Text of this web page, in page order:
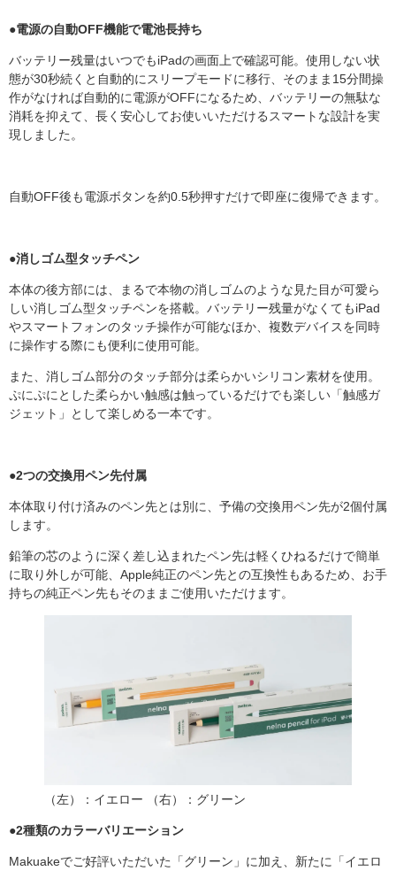
●電源の自動OFF機能で電池長持ち
バッテリー残量はいつでもiPadの画面上で確認可能。使用しない状
態が30秒続くと自動的にスリープモードに移行、そのまま15分間操
作がなければ自動的に電源がOFFになるため、バッテリーの無駄な
消耗を抑えて、長く安心してお使いいただけるスマートな設計を実
現しました。
自動OFF後も電源ボタンを約0.5秒押すだけで即座に復帰できます。
●消しゴム型タッチペン
本体の後方部には、まるで本物の消しゴムのような見た目が可愛ら
しい消しゴム型タッチペンを搭載。バッテリー残量がなくてもiPad
やスマートフォンのタッチ操作が可能なほか、複数デバイスを同時
に操作する際にも便利に使用可能。
また、消しゴム部分のタッチ部分は柔らかいシリコン素材を使用。
ぷにぷにとした柔らかい触感は触っているだけでも楽しい「触感ガ
ジェット」として楽しめる一本です。
●2つの交換用ペン先付属
本体取り付け済みのペン先とは別に、予備の交換用ペン先が2個付属
します。
鉛筆の芯のように深く差し込まれたペン先は軽くひねるだけで簡単
に取り外しが可能、Apple純正のペン先との互換性もあるため、お手
持ちの純正ペン先もそのままご使用いただけます。
（左）：イエロー （右）：グリーン
●2種類のカラーバリエーション
Makuakeでご好評いただいた「グリーン」に加え、新たに「イエロ